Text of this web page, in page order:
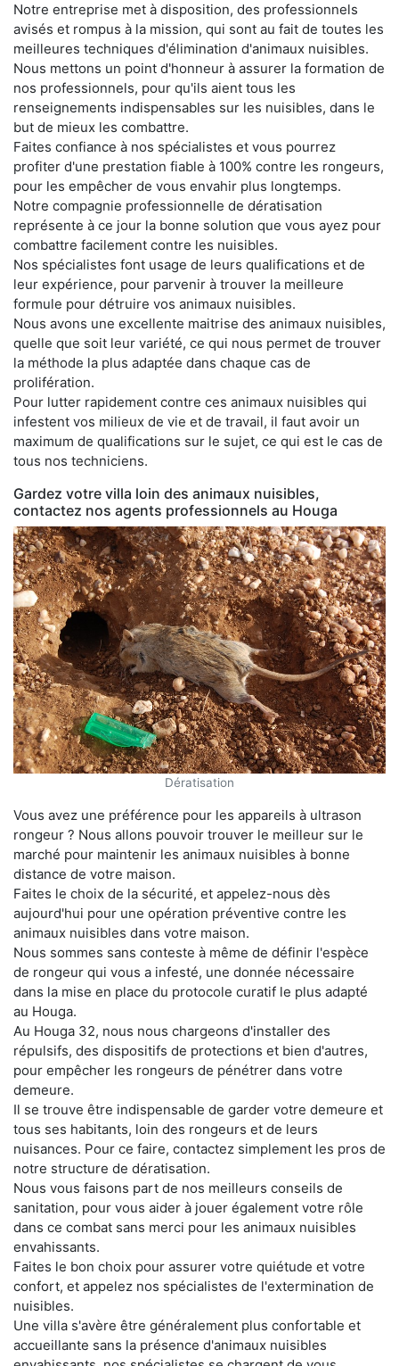
Notre entreprise met à disposition, des professionnels
avisés et rompus à la mission, qui sont au fait de toutes les
meilleures techniques d'élimination d'animaux nuisibles.
Nous mettons un point d'honneur à assurer la formation de
nos professionnels, pour qu'ils aient tous les
renseignements indispensables sur les nuisibles, dans le
but de mieux les combattre.
Faites confiance à nos spécialistes et vous pourrez
profiter d'une prestation fiable à 100% contre les rongeurs,
pour les empêcher de vous envahir plus longtemps.
Notre compagnie professionnelle de dératisation
représente à ce jour la bonne solution que vous ayez pour
combattre facilement contre les nuisibles.
Nos spécialistes font usage de leurs qualifications et de
leur expérience, pour parvenir à trouver la meilleure
formule pour détruire vos animaux nuisibles.
Nous avons une excellente maitrise des animaux nuisibles,
quelle que soit leur variété, ce qui nous permet de trouver
la méthode la plus adaptée dans chaque cas de
prolifération.
Pour lutter rapidement contre ces animaux nuisibles qui
infestent vos milieux de vie et de travail, il faut avoir un
maximum de qualifications sur le sujet, ce qui est le cas de
tous nos techniciens.
Gardez votre villa loin des animaux nuisibles,
contactez nos agents professionnels au Houga
Dératisation
Vous avez une préférence pour les appareils à ultrason
rongeur ? Nous allons pouvoir trouver le meilleur sur le
marché pour maintenir les animaux nuisibles à bonne
distance de votre maison.
Faites le choix de la sécurité, et appelez-nous dès
aujourd'hui pour une opération préventive contre les
animaux nuisibles dans votre maison.
Nous sommes sans conteste à même de définir l'espèce
de rongeur qui vous a infesté, une donnée nécessaire
dans la mise en place du protocole curatif le plus adapté
au Houga.
Au Houga 32, nous nous chargeons d'installer des
répulsifs, des dispositifs de protections et bien d'autres,
pour empêcher les rongeurs de pénétrer dans votre
demeure.
Il se trouve être indispensable de garder votre demeure et
tous ses habitants, loin des rongeurs et de leurs
nuisances. Pour ce faire, contactez simplement les pros de
notre structure de dératisation.
Nous vous faisons part de nos meilleurs conseils de
sanitation, pour vous aider à jouer également votre rôle
dans ce combat sans merci pour les animaux nuisibles
envahissants.
Faites le bon choix pour assurer votre quiétude et votre
confort, et appelez nos spécialistes de l'extermination de
nuisibles.
Une villa s'avère être généralement plus confortable et
accueillante sans la présence d'animaux nuisibles